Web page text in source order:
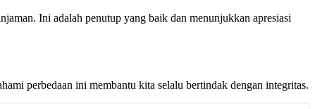
Ini adalah penutup yang baik dan menunjukkan apresiasi
perbedaan ini membantu kita selalu bertindak dengan integritas.